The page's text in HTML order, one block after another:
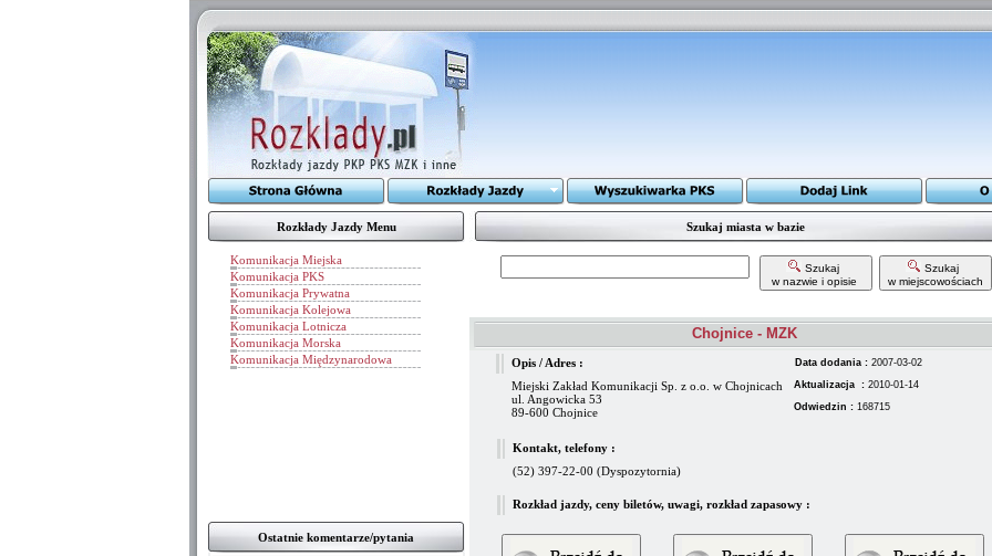
Rozkłady Jazdy Menu
Komunikacja Miejska
Komunikacja PKS
Komunikacja Prywatna
Komunikacja Kolejowa
Komunikacja Lotnicza
Komunikacja Morska
Komunikacja Międzynarodowa
Ostatnie komentarze/pytania
Szukaj miasta w bazie
Szukaj
w nazwie i opisie
Szukaj
w miejscowościach
Chojnice - MZK
Opis / Adres : Data dodania : 2007-03-02
Miejski Zakład Komunikacji Sp. z o.o. w Chojnicach
ul. Angowicka 53
89-600 Chojnice
Aktualizacja : 2010-01-14
Odwiedzin : 168715
Kontakt, telefony :
(52) 397-22-00 (Dyspozytornia)
Rozkład jazdy, ceny biletów, uwagi, rozkład zapasowy :